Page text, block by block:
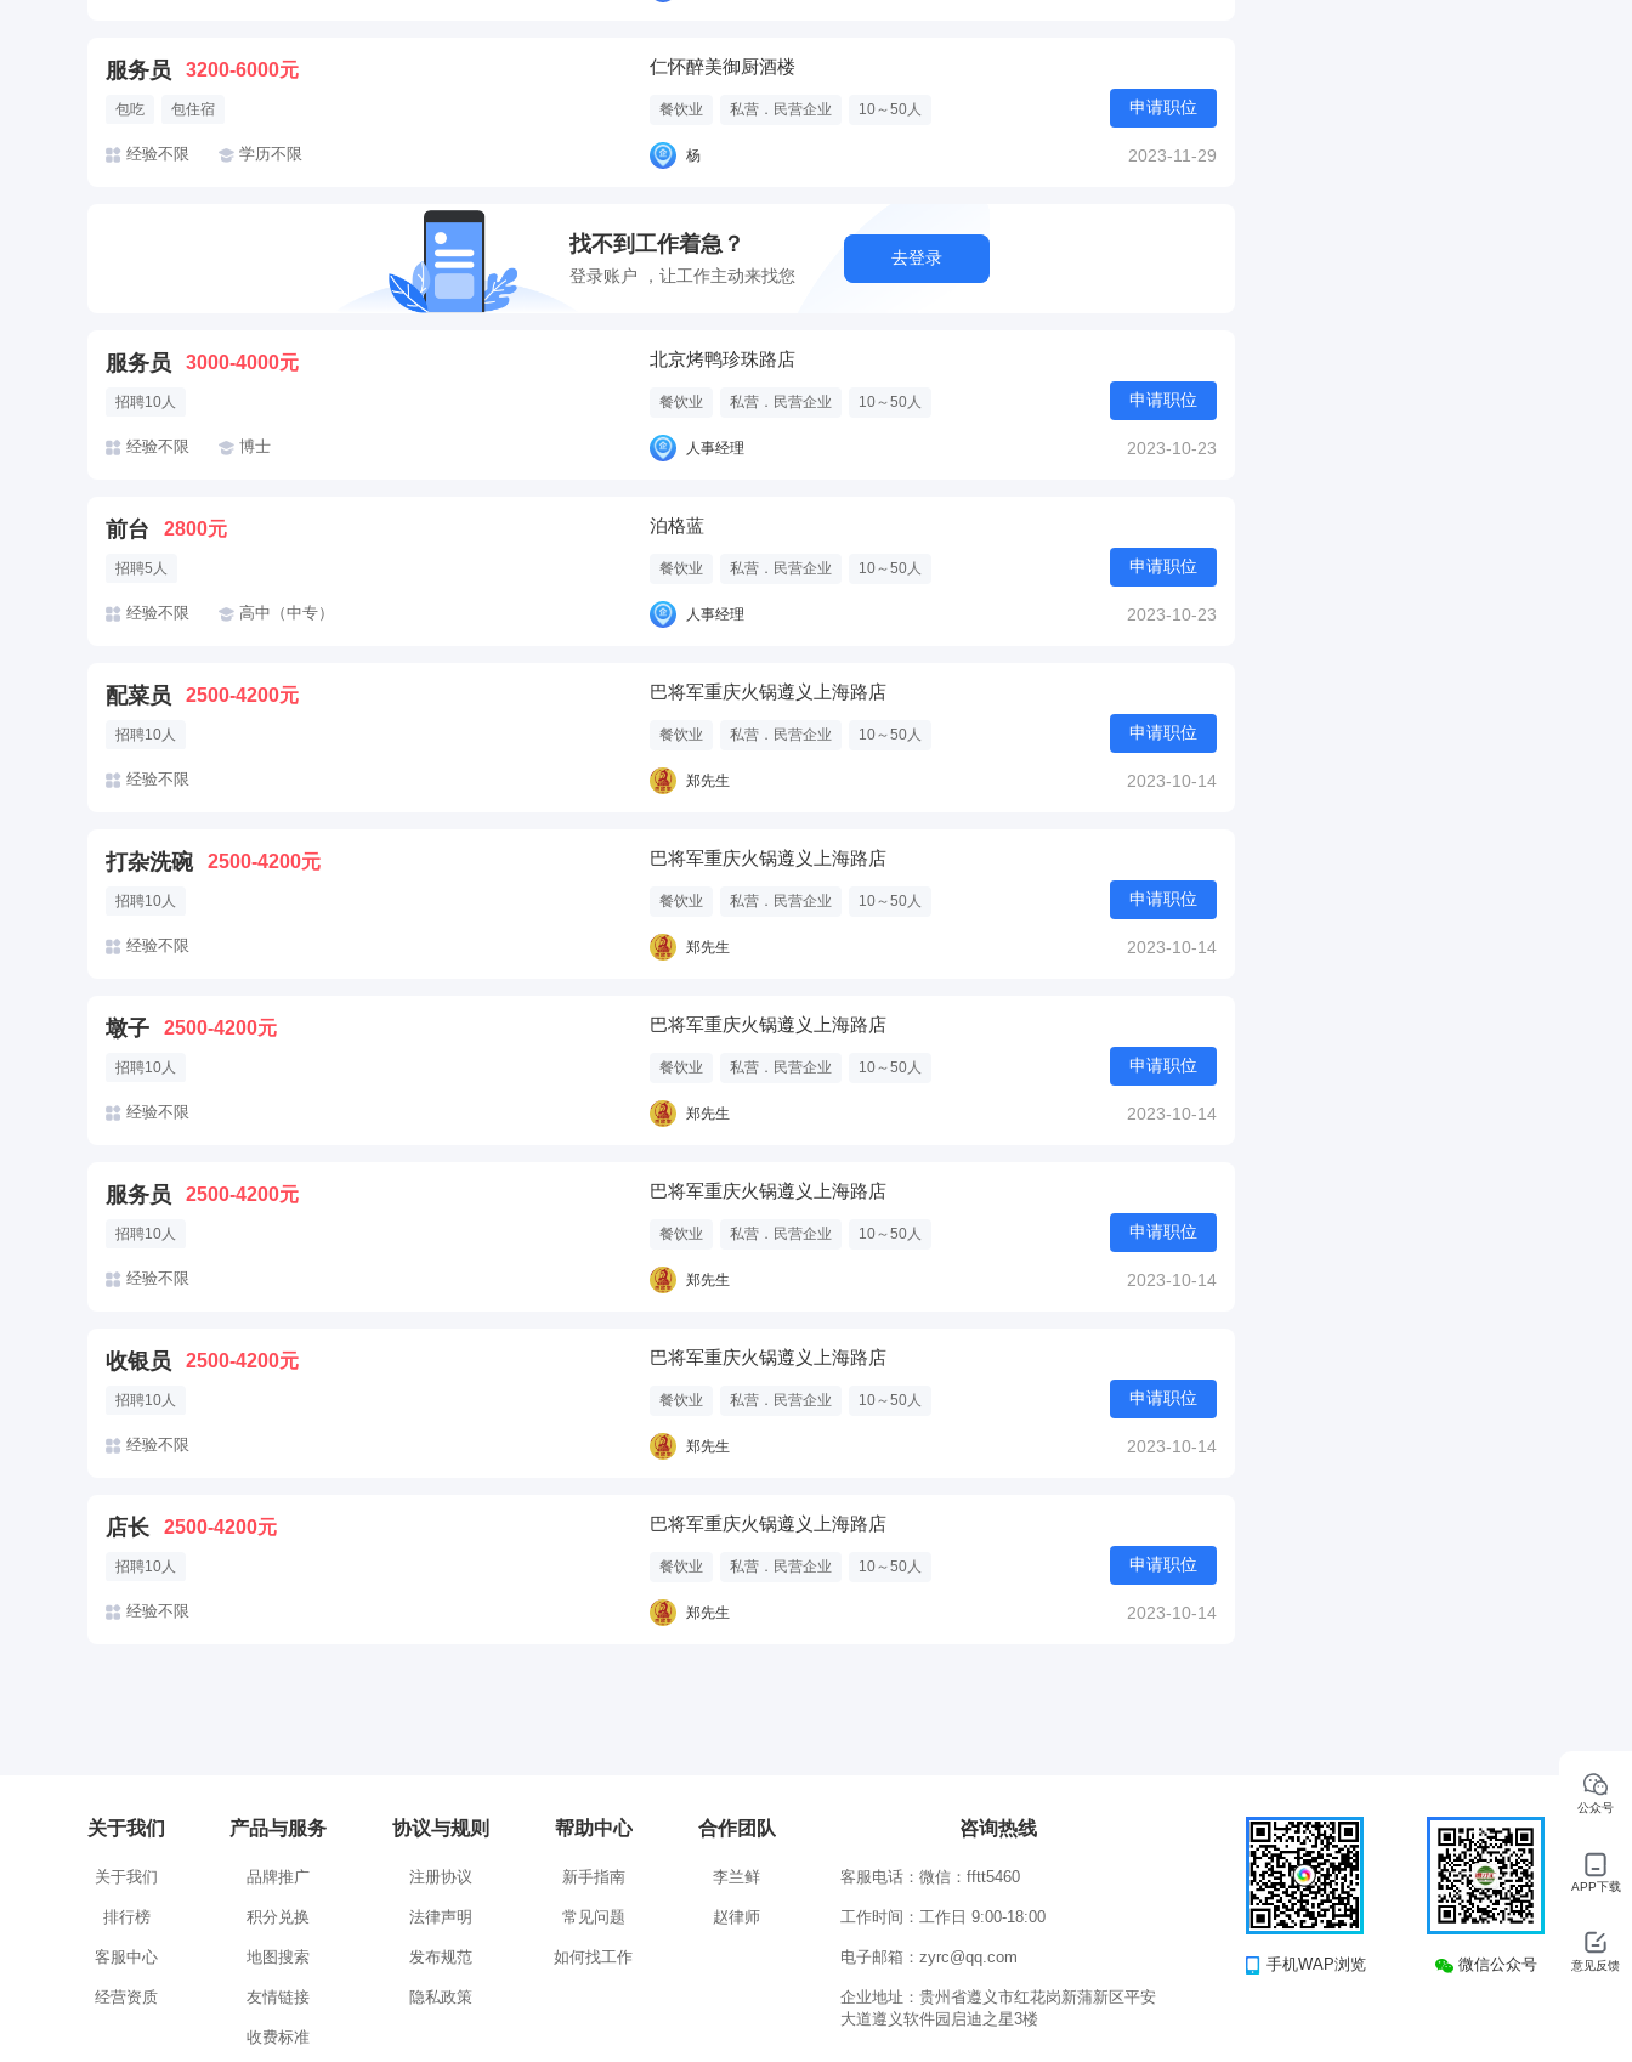
服务员 3200-6000元
包吃 包住宿
经验不限 学历不限
仁怀醉美御厨酒楼
餐饮业 私营．民营企业 10～50人 申请职位
杨 2023-11-29
找不到工作着急？
登录账户 ，让工作主动来找您
去登录
服务员 3000-4000元
招聘10人
经验不限 博士
北京烤鸭珍珠路店
餐饮业 私营．民营企业 10～50人 申请职位
人事经理 2023-10-23
前台 2800元
招聘5人
经验不限 高中（中专）
泊格蓝
餐饮业 私营．民营企业 10～50人 申请职位
人事经理 2023-10-23
配菜员 2500-4200元
招聘10人
经验不限
巴将军重庆火锅遵义上海路店
餐饮业 私营．民营企业 10～50人 申请职位
郑先生 2023-10-14
打杂洗碗 2500-4200元
招聘10人
经验不限
巴将军重庆火锅遵义上海路店
餐饮业 私营．民营企业 10～50人 申请职位
郑先生 2023-10-14
墩子 2500-4200元
招聘10人
经验不限
巴将军重庆火锅遵义上海路店
餐饮业 私营．民营企业 10～50人 申请职位
郑先生 2023-10-14
服务员 2500-4200元
招聘10人
经验不限
巴将军重庆火锅遵义上海路店
餐饮业 私营．民营企业 10～50人 申请职位
郑先生 2023-10-14
收银员 2500-4200元
招聘10人
经验不限
巴将军重庆火锅遵义上海路店
餐饮业 私营．民营企业 10～50人 申请职位
郑先生 2023-10-14
店长 2500-4200元
招聘10人
经验不限
巴将军重庆火锅遵义上海路店
餐饮业 私营．民营企业 10～50人 申请职位
郑先生 2023-10-14
关于我们
关于我们
排行榜
客服中心
经营资质
产品与服务
品牌推广
积分兑换
地图搜索
友情链接
收费标准
协议与规则
注册协议
法律声明
发布规范
隐私政策
帮助中心
新手指南
常见问题
如何找工作
合作团队
李兰鲜
赵律师
咨询热线
客服电话：微信：fftt5460
工作时间：工作日 9:00-18:00
电子邮箱：zyrc@qq.com
企业地址：贵州省遵义市红花岗新蒲新区平安
大道遵义软件园启迪之星3楼
手机WAP浏览 微信公众号
公众号
APP下载
意见反馈